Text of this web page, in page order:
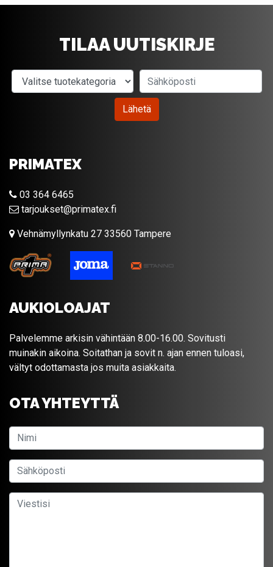
TILAA UUTISKIRJE
Valitse tuotekategoria
Lähetä
PRIMATEX
03 364 6465
tarjoukset@primatex.fi
Vehnämyllynkatu 27 33560 Tampere
AUKIOLOAJAT
Palvelemme arkisin vähintään 8.00-16.00. Sovitusti
muinakin aikoina. Soitathan ja sovit n. ajan ennen tuloasi,
vältyt odottamasta jos muita asiakkaita.
OTA YHTEYTTÄ